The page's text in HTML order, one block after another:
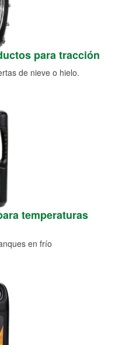
para tracción
de nieve o hielo.
temperaturas
en frío